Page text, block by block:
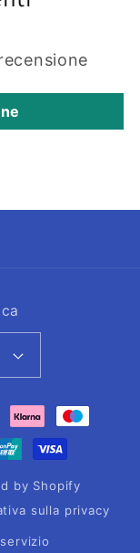
by Shopify
sulla privacy